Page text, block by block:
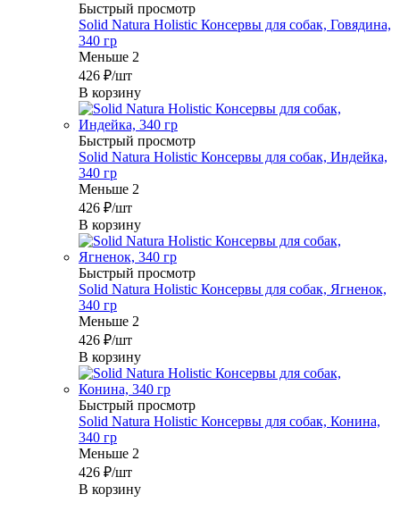
Быстрый просмотр
Solid Natura Holistic Консервы для собак, Говядина,
340 гр
Меньше 2
426 ₽/шт
В корзину
Быстрый просмотр
Solid Natura Holistic Консервы для собак, Индейка,
340 гр
Меньше 2
426 ₽/шт
В корзину
Быстрый просмотр
Solid Natura Holistic Консервы для собак, Ягненок,
340 гр
Меньше 2
426 ₽/шт
В корзину
Быстрый просмотр
Solid Natura Holistic Консервы для собак, Конина,
340 гр
Меньше 2
426 ₽/шт
В корзину